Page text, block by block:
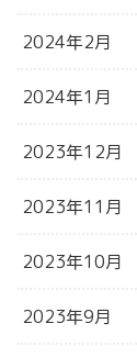
2024年2月
2024年1月
2023年12月
2023年11月
2023年10月
2023年9月